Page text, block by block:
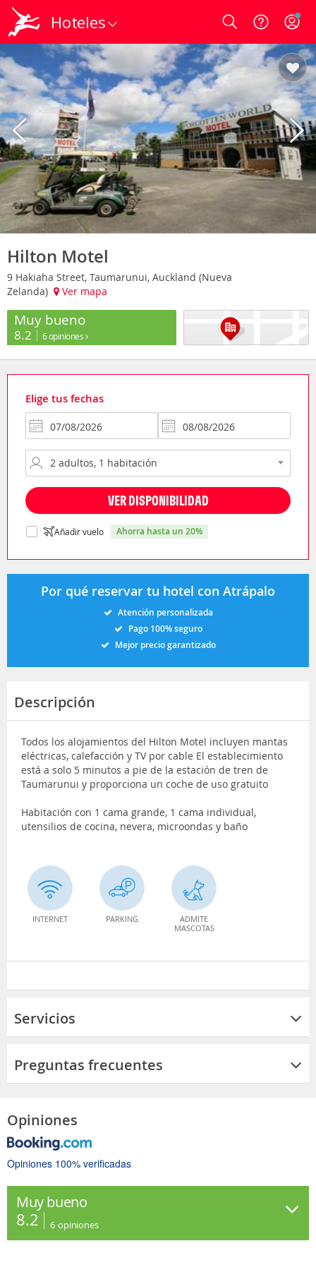
Hoteles Login
Hilton Motel
9 Hakiaha Street, Taumarunui, Auckland (Nueva
Zelanda)
Ver mapa
Muy bueno
8.2 6 opiniones
Elige tus fechas
VER DISPONIBILIDAD
Añadir vuelo ahorra hasta un 20%
Por qué reservar tu hotel con Atrápalo
Atención personalizada
Pago 100% seguro
Mejor precio garantizado
Descripción
Todos los alojamientos del Hilton Motel incluyen mantas
eléctricas, calefacción y TV por cable El establecimiento
está a solo 5 minutos a pie de la estación de tren de
Taumarunui y proporciona un coche de uso gratuito
Habitación con 1 cama grande, 1 cama individual,
utensilios de cocina, nevera, microondas y baño
INTERNET PARKING
ADMITE
MASCOTAS
Servicios
Preguntas frecuentes
Opiniones
Opiniones 100% verificadas
Muy bueno
8.2 6 opiniones